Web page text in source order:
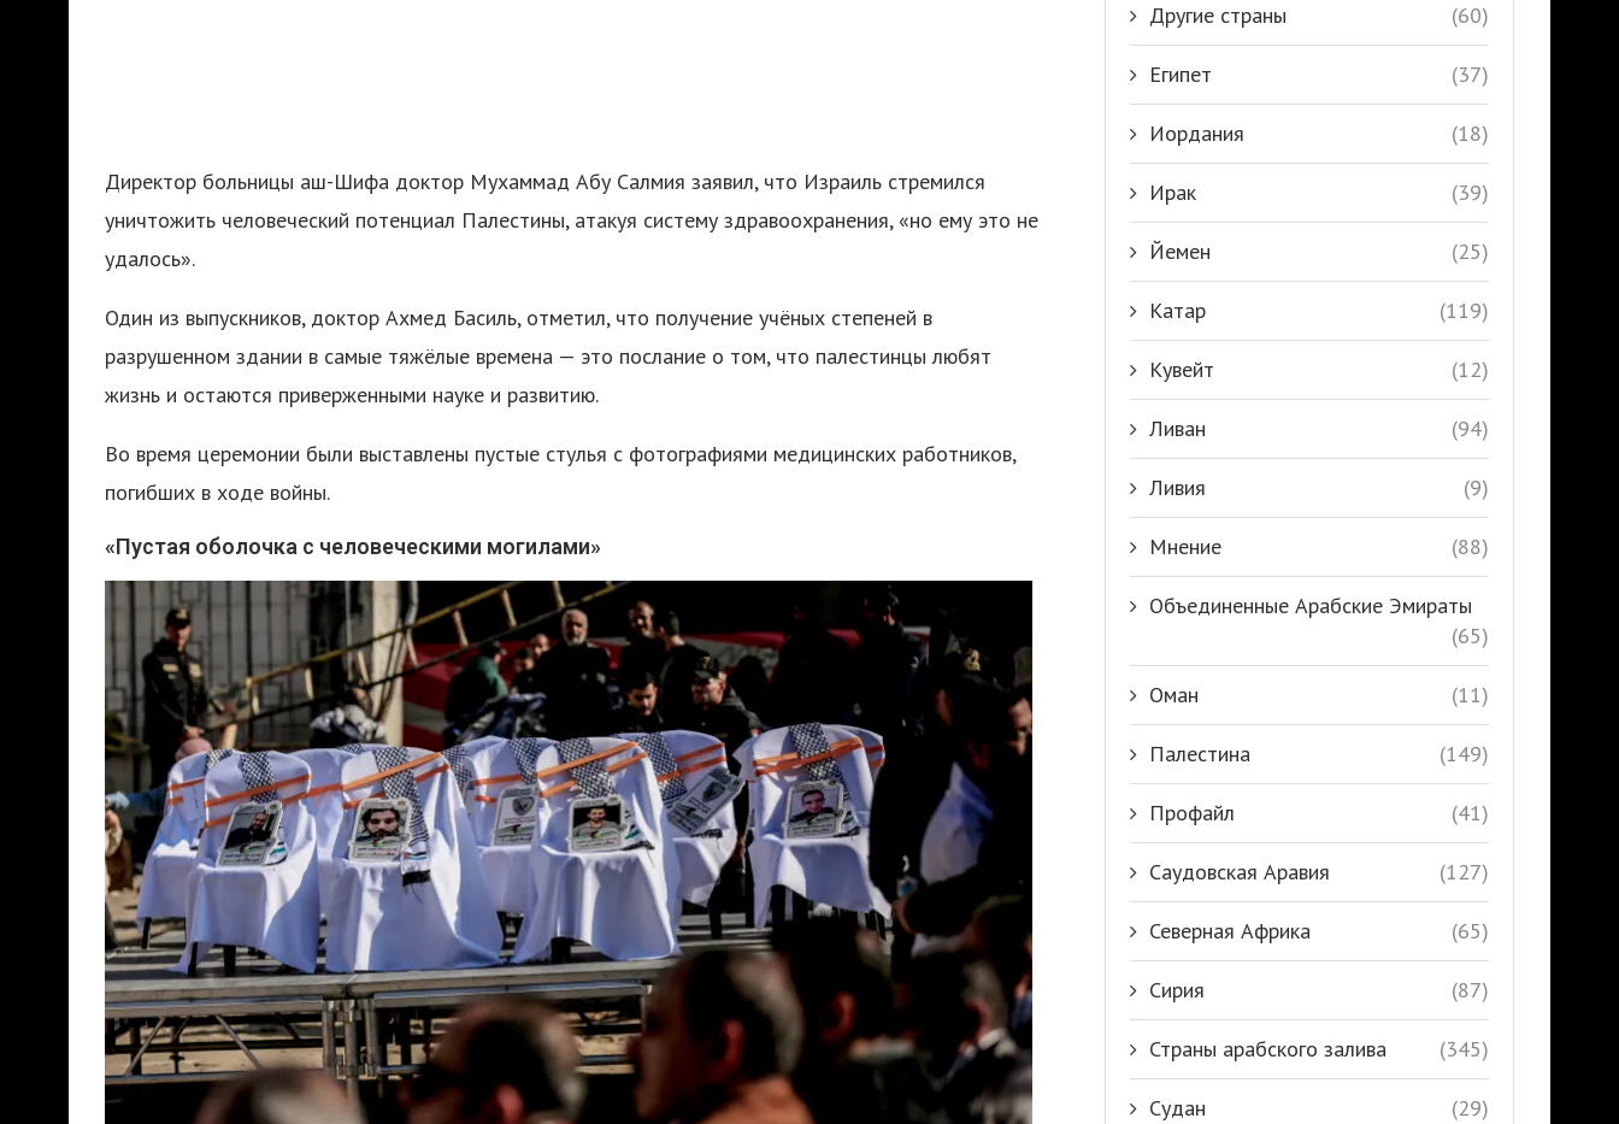
Директор больницы аш-Шифа доктор Мухаммад Абу Салмия заявил, что Израиль стремился
уничтожить человеческий потенциал Палестины, атакуя систему здравоохранения, «но ему это не
удалось».
Один из выпускников, доктор Ахмед Басиль, отметил, что получение учёных степеней в
разрушенном здании в самые тяжёлые времена — это послание о том, что палестинцы любят
жизнь и остаются приверженными науке и развитию.
Во время церемонии были выставлены пустые стулья с фотографиями медицинских работников,
погибших в ходе войны.
«Пустая оболочка с человеческими могилами»
Другие страны (60)
Египет (37)
Иордания (18)
Ирак (39)
Йемен (25)
Катар (119)
Кувейт (12)
Ливан (94)
Ливия (9)
Мнение (88)
Объединенные Арабские Эмираты
(65)
Оман (11)
Палестина (149)
Профайл (41)
Саудовская Аравия (127)
Северная Африка (65)
Сирия (87)
Страны арабского залива (345)
Судан (29)